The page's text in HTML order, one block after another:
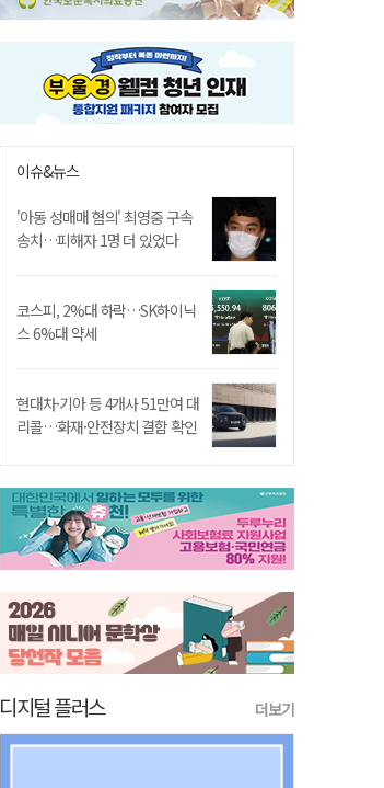
이슈&뉴스
'아동 성매매 혐의' 최영중 구속
송치…피해자 1명 더 있었다
코스피, 2%대 하락…SK하이닉
스 6%대 약세
현대차·기아 등 4개사 51만여 대
리콜…화재·안전장치 결함 확인
디지털 플러스 더보기